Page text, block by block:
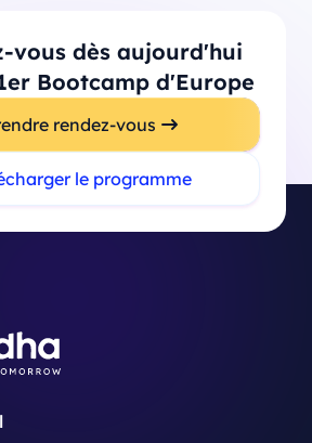
vous dès aujourd'hui
Bootcamp d'Europe
rendez-vous
le programme